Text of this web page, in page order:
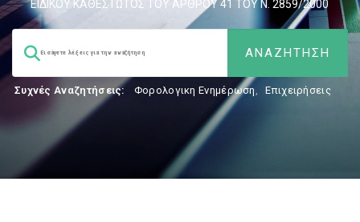
ΕΙΔΙΚΟΥ ΚΑΘΕΣΤΩΤΟΣ ΤΟΥ ΑΡΘΡΟΥ 41 ΤΟΥ Ν. 2859/2000
Συχνές Αναζητήσεις: Φορολογικη Ενημέρωση, Επιχειρήσεις